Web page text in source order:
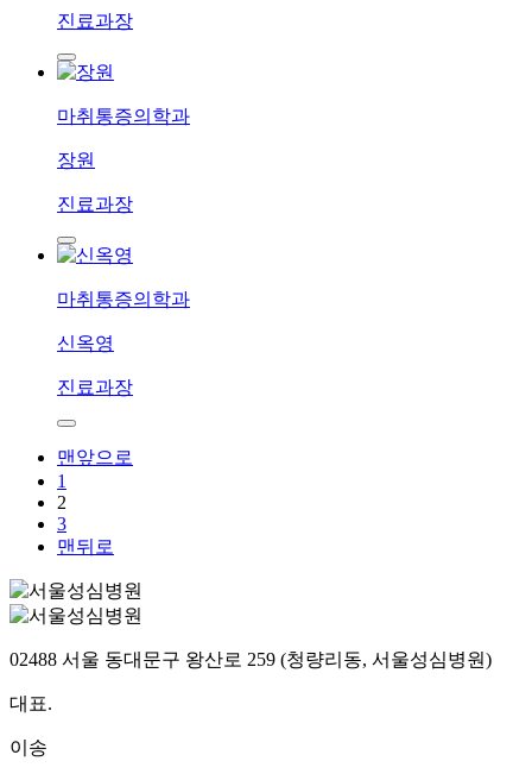
진료과장
마취통증의학과
장원
진료과장
마취통증의학과
신옥영
진료과장
맨앞으로
1
2
3
맨뒤로
02488 서울 동대문구 왕산로 259 (청량리동, 서울성심병원)
대표.
이송